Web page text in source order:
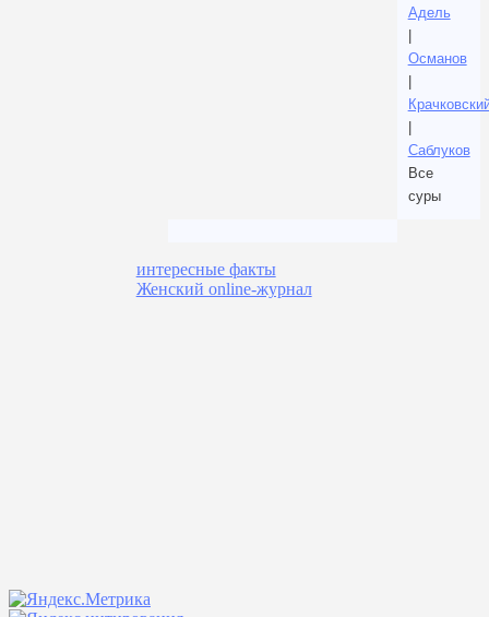
Адель
Османов
Саблуков
Все
суры
интересные факты
Женский online-журнал